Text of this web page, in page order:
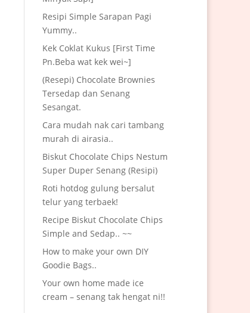
Resipi Simple Sarapan Pagi
Yummy..
Kek Coklat Kukus [First Time
Pn.Beba wat kek wei~]
(Resepi) Chocolate Brownies
Tersedap dan Senang
Sesangat.
Cara mudah nak cari tambang
murah di airasia..
Biskut Chocolate Chips Nestum
Super Duper Senang (Resipi)
Roti hotdog gulung bersalut
telur yang terbaek!
Recipe Biskut Chocolate Chips
Simple and Sedap.. ~~
How to make your own DIY
Goodie Bags..
Your own home made ice
cream – senang tak hengat ni!!